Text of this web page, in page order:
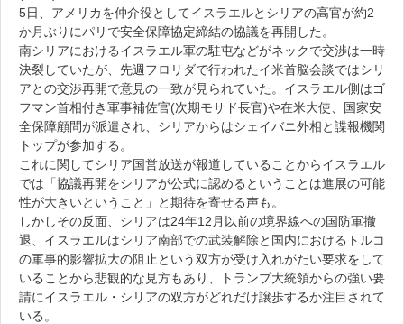
5日、アメリカを仲介役としてイスラエルとシリアの高官が約2
か月ぶりにパリで安全保障協定締結の協議を再開した。
南シリアにおけるイスラエル軍の駐屯などがネックで交渉は一時
決裂していたが、先週フロリダで行われたイ米首脳会談ではシリ
アとの交渉再開で意見の一致が見られていた。イスラエル側はゴ
フマン首相付き軍事補佐官(次期モサド長官)や在米大使、国家安
全保障顧問が派遣され、シリアからはシェイバニ外相と諜報機関
トップが参加する。
これに関してシリア国営放送が報道していることからイスラエル
では「協議再開をシリアが公式に認めるということは進展の可能
性が大きいということ」と期待を寄せる声も。
しかしその反面、シリアは24年12月以前の境界線への国防軍撤
退、イスラエルはシリア南部での武装解除と国内におけるトルコ
の軍事的影響拡大の阻止という双方が受け入れがたい要求をして
いることから悲観的な見方もあり、トランプ大統領からの強い要
請にイスラエル・シリアの双方がどれだけ譲歩するか注目されて
いる。